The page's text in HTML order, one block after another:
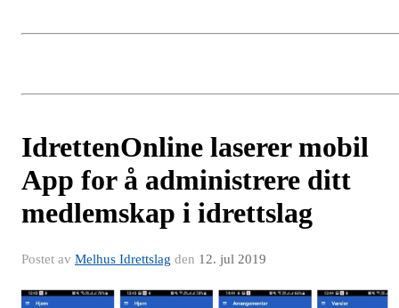
IdrettenOnline laserer mobil
App for å administrere ditt
medlemskap i idrettslag
Postet av Melhus Idrettslag den 12. jul 2019